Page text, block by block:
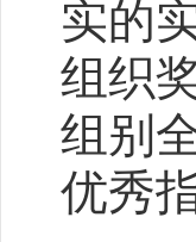
实的
组织
组别
优秀